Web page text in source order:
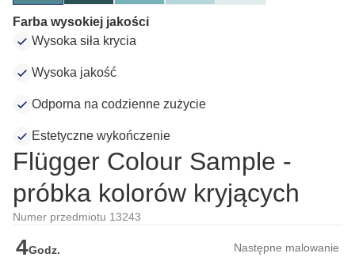
Farba wysokiej jakości
Wysoka siła krycia
Wysoka jakość
Odporna na codzienne zużycie
Estetyczne wykończenie
Flügger Colour Sample -
próbka kolorów kryjących
Numer przedmiotu 13243
4Godz. Następne malowanie